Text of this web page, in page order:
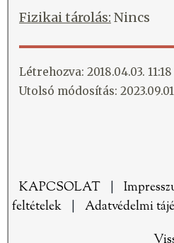
Fizikai tárolás: Nincs
Létrehozva: 2018.04.03. 11:18
Utolsó módosítás:
KAPCSOLAT
feltételek
Adatvédelmi